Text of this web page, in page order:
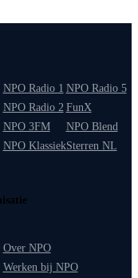
NPO Radio 1
NPO Radio 2
NPO 3FM
NPO Klassiek
NPO Radio 5
FunX
NPO Blend
Sterren NL
Over NPO
Werken bij NPO